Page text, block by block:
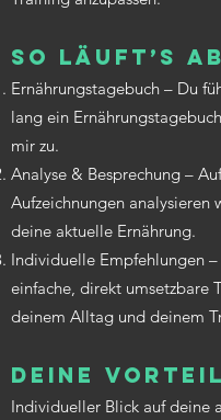
So läuft’s
Ernährungstagebuch – Du
lang ein
mir zu.
Analyse & Besprechung –
Aufzeichnungen analysieren
deine aktuelle Ernährung.
Individuelle Empfehlungen
einfache, direkt umsetzbare
deinem Alltag und deinem
Deine
Individueller Blick auf deine